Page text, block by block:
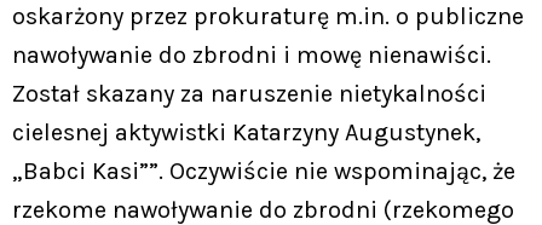
oskarżony przez prokuraturę m.in. o publiczne
nawoływanie do zbrodni i mowę nienawiści.
Został skazany za naruszenie nietykalności
cielesnej aktywistki Katarzyny Augustynek,
„Babci Kasi””. Oczywiście nie wspominając, że
rzekome nawoływanie do zbrodni (rzekomego